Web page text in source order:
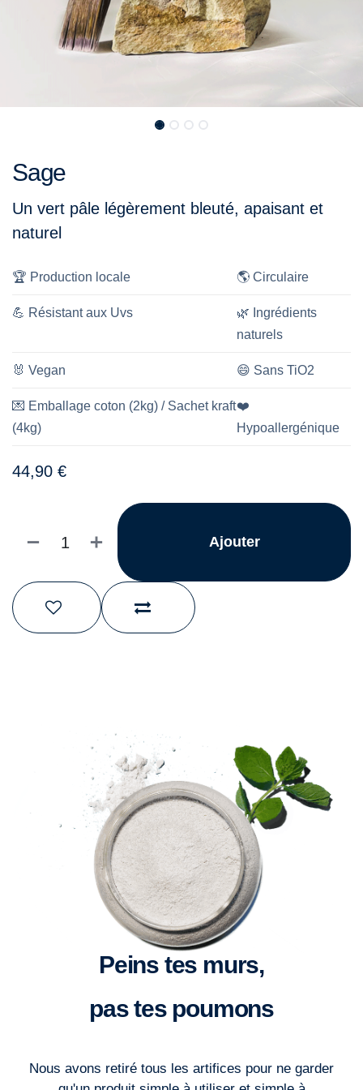
Sage
Un vert pâle légèrement bleuté, apaisant et
naturel
🏆 Production locale 🌎 Circulaire
💪 Résistant aux Uvs 🌿 Ingrédients
naturels
🐰 Vegan 😄 Sans TiO2
💌 Emballage coton (2kg) / Sachet kraft
(4kg)
❤️
Hypoallergénique
44,90 €
Ajouter
Peins tes murs,
pas tes poumons
Nous avons retiré tous les artifices pour ne garder